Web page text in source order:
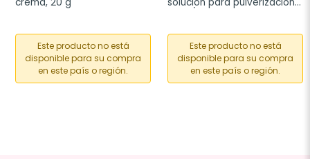
Este producto no está
disponible para su compra
en este país o región.
Este producto no está
disponible para su compra
en este país o región.